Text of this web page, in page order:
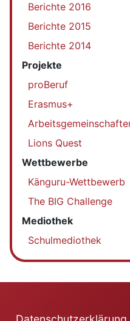
Berichte 2016
Berichte 2015
Berichte 2014
Projekte
proBeruf
Erasmus+
Lions Quest
Wettbewerbe
Känguru-Wettbewerb
The BIG Challenge
Mediothek
Schulmediothek